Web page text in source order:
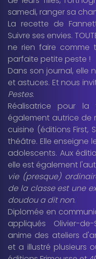
samedi, ranger sa
La recette de
Suivre ses envies.
ne rien faire comme
parfaite petite peste !
Dans son journal, elle
et astuces. Et nous
Pestes.
Réalisatrice pour la
également autrice de
cuisine (éditions First,
théâtre. Elle enseigne
adolescents. Aux
elle est également
vie (presque)
de la classe est une
doudou a dit non.
Diplomée en
appliqués Olivier-
anime des ateliers
et a illustré plusieurs